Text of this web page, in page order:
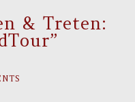
& Treten: